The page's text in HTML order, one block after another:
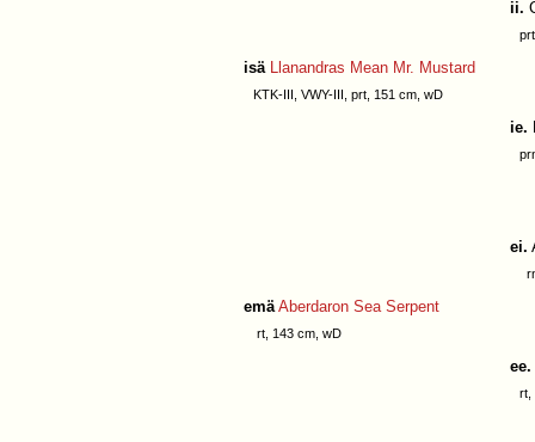
isä Llanandras Mean Mr. Mustard
KTK-III, VWY-III, prt, 151 cm, wD
ii.
prt,
ie.
emä Aberdaron Sea Serpent
rt, 143 cm, wD
ei.
ee.
rt,